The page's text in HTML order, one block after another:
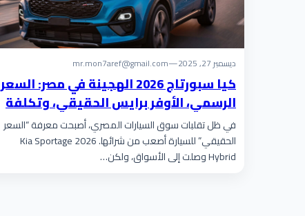
ديسمبر 27, 2025 —
mr.mon7aref@gmail.com
كيا سبورتاج 2026 الهجينة في مصر: السعر
الرسمي، الأوفر برايس الحقيقي، وتكلفة
الصيانة
في ظل تقلبات سوق السيارات المصري، أصبحت معرفة “السعر
الحقيقي” للسيارة أصعب من شرائها. Kia Sportage 2026
Hybrid وصلت إلى الأسواق، ولكن…